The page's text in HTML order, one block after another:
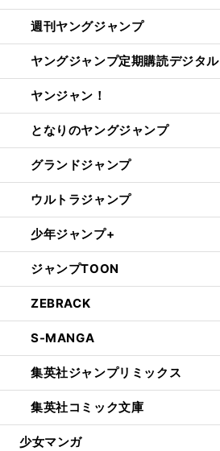
週刊ヤングジャンプ
ヤングジャンプ定期購読デジタル
ヤンジャン！
となりのヤングジャンプ
グランドジャンプ
ウルトラジャンプ
少年ジャンプ+
ジャンプTOON
ZEBRACK
S-MANGA
集英社ジャンプリミックス
集英社コミック文庫
少女マンガ